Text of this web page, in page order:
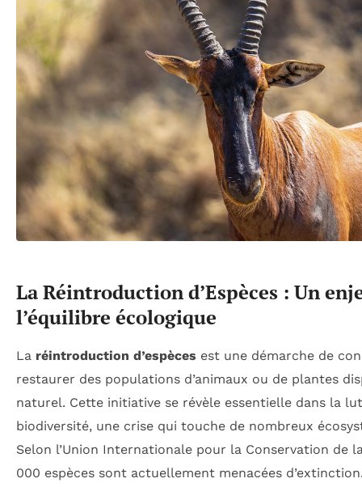
La Réintroduction d’Espèces : Un
l’équilibre écologique
La réintroduction d’espèces est une démarche de
restaurer des populations d’animaux ou de plantes
naturel. Cette initiative se révèle essentielle dans la
biodiversité, une crise qui touche de nombreux
Selon l’Union Internationale pour la Conservation de
000 espèces sont actuellement menacées